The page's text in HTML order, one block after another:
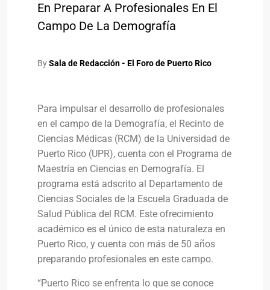
En Preparar A Profesionales En El
Campo De La Demografía
BySala de Redacción - El Foro de Puerto Rico
Para impulsar el desarrollo de profesionales
en el campo de la Demografía, el Recinto de
Ciencias Médicas (RCM) de la Universidad de
Puerto Rico (UPR), cuenta con el Programa de
Maestría en Ciencias en Demografía. El
programa está adscrito al Departamento de
Ciencias Sociales de la Escuela Graduada de
Salud Pública del RCM. Este ofrecimiento
académico es el único de esta naturaleza en
Puerto Rico, y cuenta con más de 50 años
preparando profesionales en este campo.
“Puerto Rico se enfrenta lo que se conoce